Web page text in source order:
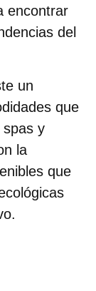
encontrar
del
un
que
spas y
la
que